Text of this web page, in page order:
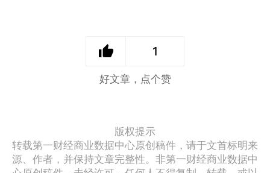
1
好文章，点个赞
版权提示
转载第一财经商业数据中心原创稿件，请于文首标明来
源、作者，并保持文章完整性。非第一财经商业数据中